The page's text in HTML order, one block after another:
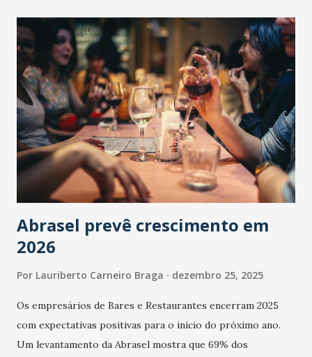
Abrasel prevê crescimento em
2026
Por Lauriberto Carneiro Braga dezembro 25, 2025
Os empresários de Bares e Restaurantes encerram 2025
com expectativas positivas para o início do próximo ano.
Um levantamento da Abrasel mostra que 69% dos